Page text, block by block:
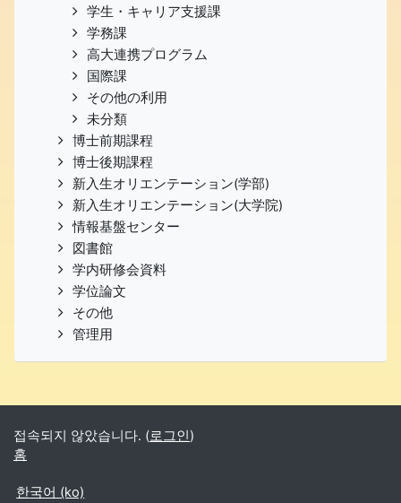
学生・キャリア支援課
学務課
高大連携プログラム
国際課
その他の利用
未分類
博士前期課程
博士後期課程
新入生オリエンテーション(学部)
新入生オリエンテーション(大学院)
情報基盤センター
図書館
学内研修会資料
学位論文
その他
管理用
접속되지 않았습니다. (로그인)
홈
한국어 ‎(ko)‎